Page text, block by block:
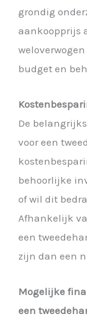
grondig
aankoopprijs
budget en
De
voor een
behoorlijke
of wil dit
Afhankelijk
een
zijn dan een
Mogelijke
een